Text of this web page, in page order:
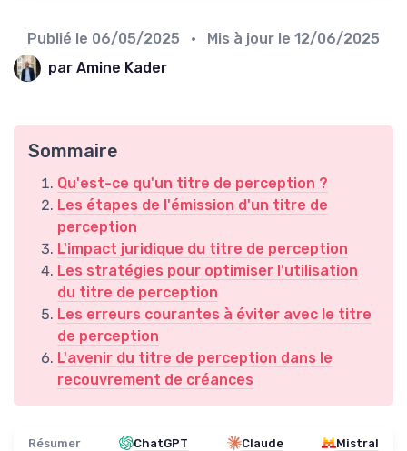
Publié le 06/05/2025 • Mis à jour le 12/06/2025
par Amine Kader
Sommaire
Qu'est-ce qu'un titre de perception ?
Les étapes de l'émission d'un titre de
perception
L'impact juridique du titre de perception
Les stratégies pour optimiser l'utilisation
du titre de perception
Les erreurs courantes à éviter avec le titre
de perception
L'avenir du titre de perception dans le
recouvrement de créances
Résumer ChatGPT Claude Mistral